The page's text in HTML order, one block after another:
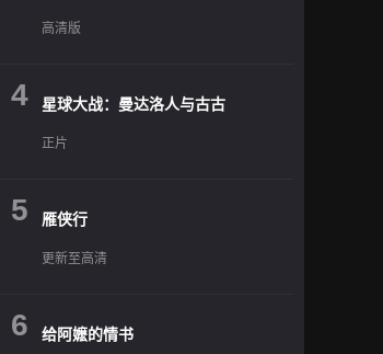
高清版
4 星球大战：曼达洛人与古古
正片
5 雁侠行
更新至高清
6 给阿嬷的情书